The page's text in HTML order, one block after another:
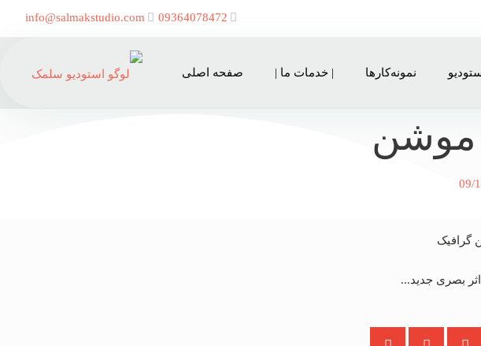
09364078472
info@salmakstudio.com
صفحه اصلی | خدمات ما | نمونه‌کارها
موشن
09/
بصری جدید...